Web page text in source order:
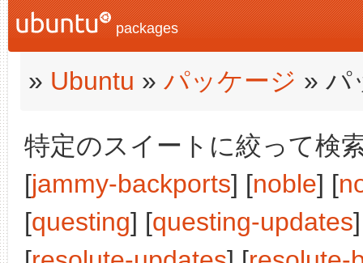
packages
» Ubuntu » パッケージ » パ
特定のスイートに絞って検
[jammy-backports] [noble] [
[questing] [questing-updates